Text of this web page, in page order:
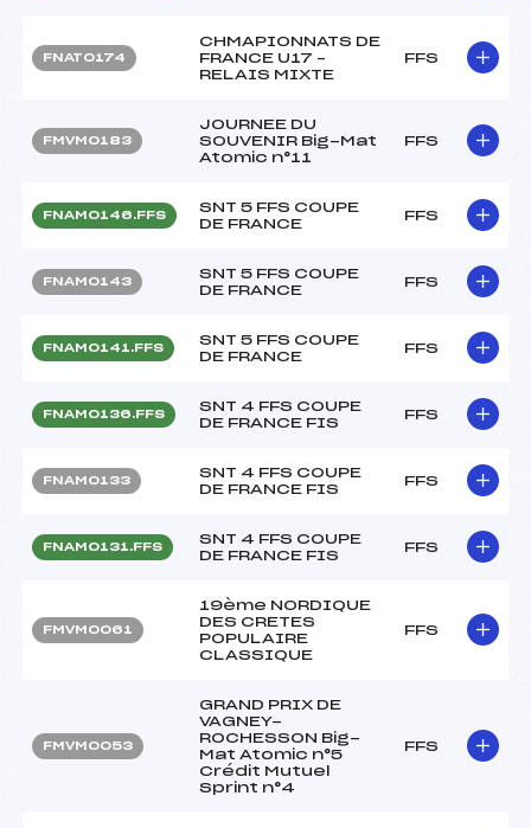
FNAT0174
CHMAPIONNATS DE
FRANCE U17 –
RELAIS MIXTE
FFS
FMVM0183
JOURNEE DU
SOUVENIR Big-Mat
Atomic n°11
FFS
FNAM0146.FFS
SNT 5 FFS COUPE
DE FRANCE
FFS
FNAM0143
SNT 5 FFS COUPE
DE FRANCE
FFS
FNAM0141.FFS
SNT 5 FFS COUPE
DE FRANCE
FFS
FNAM0136.FFS
SNT 4 FFS COUPE
DE FRANCE FIS
FFS
FNAM0133
SNT 4 FFS COUPE
DE FRANCE FIS
FFS
FNAM0131.FFS
SNT 4 FFS COUPE
DE FRANCE FIS
FFS
FMVM0061
19ème NORDIQUE
DES CRETES
POPULAIRE
CLASSIQUE
FFS
FMVM0053
GRAND PRIX DE
VAGNEY-
ROCHESSON Big-
Mat Atomic n°5
Crédit Mutuel
Sprint n°4
FFS